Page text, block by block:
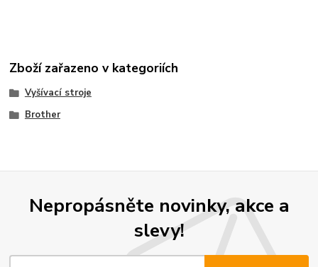
Zboží zařazeno v kategoriích
Vyšívací stroje
Brother
Nepropásněte novinky, akce a
slevy!